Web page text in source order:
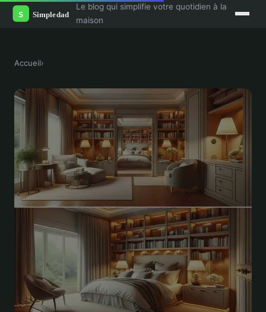
Le blog qui simplifie votre quotidien à la
maison
Accueil›